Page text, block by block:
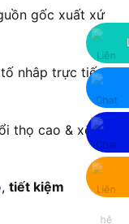
gốc xuất xứ
nhâp trực tiếp
thọ cao & xếp
, tiết kiệm